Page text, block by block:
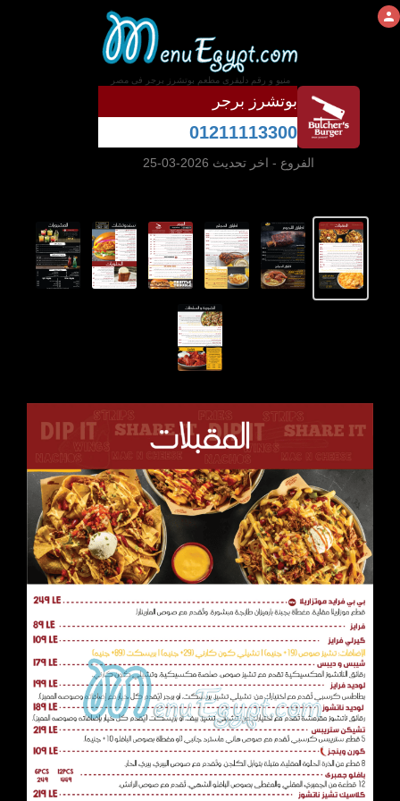
منيو و رقم دليفرى مطعم بوتشرز برجر فى مصر
بوتشرز برجر
01211113300
الفروع - اخر تحديث 2026-03-25